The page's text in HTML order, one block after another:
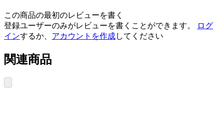
この商品の最初のレビューを書く
登録ユーザーのみがレビューを書くことができます。
ログ
インするか、 アカウントを作成してください
関連商品